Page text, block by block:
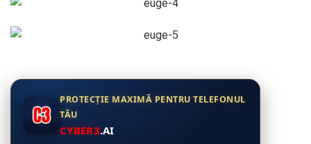
PROTECȚIE MAXIMĂ PENTRU TELEFONUL
TĂU
CYBER3.AI